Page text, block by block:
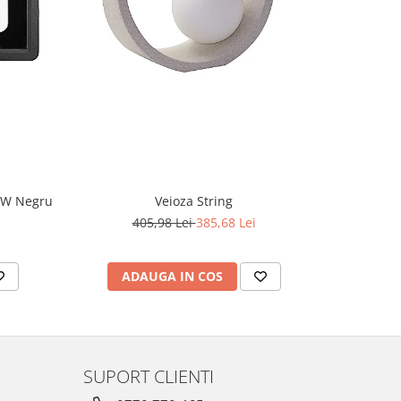
Negru
Veioza String
405,98 Lei385,68 Lei
ADAUGA IN COS
SUPORT CLIENTI